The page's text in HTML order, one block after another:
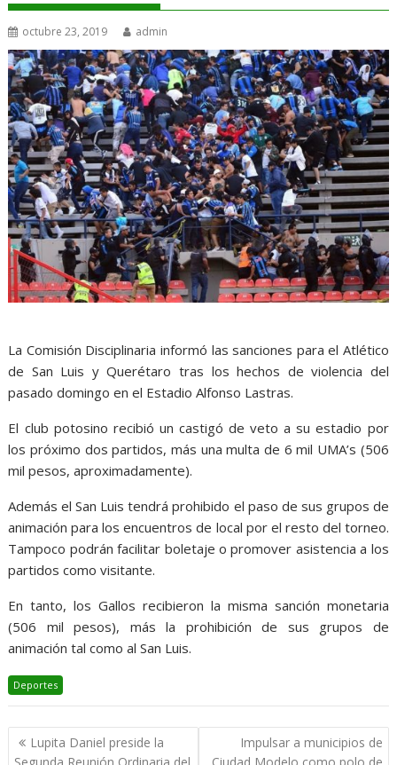
octubre 23, 2019 admin
La Comisión Disciplinaria informó las sanciones para el Atlético
de San Luis y Querétaro tras los hechos de violencia del
pasado domingo en el Estadio Alfonso Lastras.
El club potosino recibió un castigó de veto a su estadio por
los próximo dos partidos, más una multa de 6 mil UMA’s (506
mil pesos, aproximadamente).
Además el San Luis tendrá prohibido el paso de sus grupos de
animación para los encuentros de local por el resto del torneo.
Tampoco podrán facilitar boletaje o promover asistencia a los
partidos como visitante.
En tanto, los Gallos recibieron la misma sanción monetaria
(506 mil pesos), más la prohibición de sus grupos de
animación tal como al San Luis.
Deportes
Navegación
Lupita Daniel preside la
Impulsar a municipios de